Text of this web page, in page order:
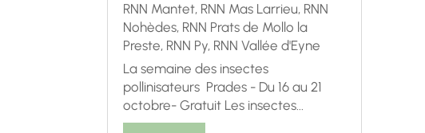
RNN Mantet, RNN Mas Larrieu, RNN
Nohèdes, RNN Prats de Mollo la
Preste, RNN Py, RNN Vallée d'Eyne
La semaine des insectes
pollinisateurs Prades - Du 16 au 21
octobre- Gratuit Les insectes...